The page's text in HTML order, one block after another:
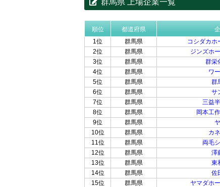
順位 都道府県
1位
群馬県 コシダカホ
2位
群馬県 ジンズホ
3位
群馬県 群栄
4位
群馬県 ワ
5位
群馬県 群
6位
群馬県 サ
7位
群馬県 三益
8位
群馬県 岡本工
9位
群馬県
10位
群馬県 カ
11位
群馬県 両毛
12位
群馬県 澤
13位
群馬県 東
14位
群馬県 佐
15位
群馬県 ヤマダホ